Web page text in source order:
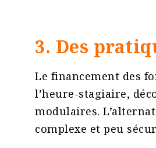
3. Des
Le financement des
l’heure-stagiaire,
modulaires.
complexe et peu